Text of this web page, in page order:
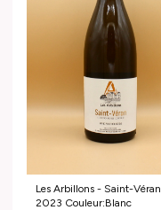
Les Arbillons - Saint-Véran
2023 Couleur:Blanc